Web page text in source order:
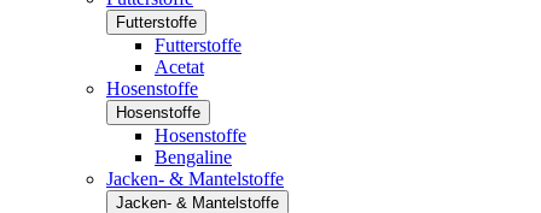
Futterstoffe
Futterstoffe
Acetat
Hosenstoffe
Hosenstoffe
Hosenstoffe
Bengaline
Jacken- & Mantelstoffe
Jacken- & Mantelstoffe